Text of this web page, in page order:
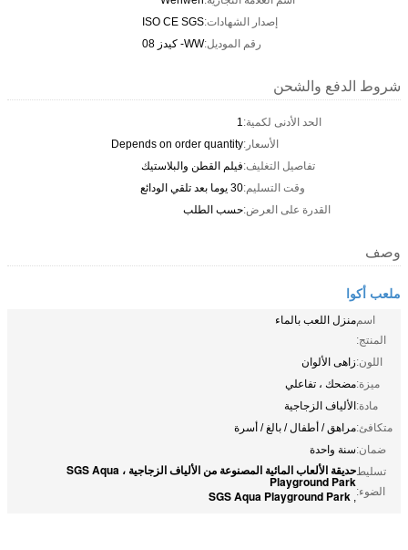
إصدار الشهادات:ISO CE SGS
رقم الموديل:WW- كيدز 08
شروط الدفع والشحن
الحد الأدنى لكمية:1
الأسعار:Depends on order quantity
تفاصيل التغليف:فيلم القطن والبلاستيك
وقت التسليم:30 يوما بعد تلقي الودائع
القدرة على العرض:حسب الطلب
وصف
ملعب أكوا
اسم
المنتج:
منزل اللعب بالماء
اللون:زاهى الألوان
ميزة:مضحك ، تفاعلي
مادة:الألياف الزجاجية
متكافئ:مراهق / أطفال / بالغ / أسرة
ضمان:سنة واحدة
تسليط
الضوء:
حديقة الألعاب المائية المصنوعة من الألياف الزجاجية ، SGS Aqua
Playground Park
,
SGS Aqua Playground Park